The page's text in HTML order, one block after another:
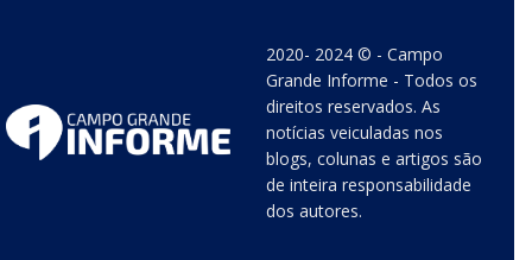
2020- 2024 © - Campo
Grande Informe - Todos os
direitos reservados. As
notícias veiculadas nos
blogs, colunas e artigos são
de inteira responsabilidade
dos autores.